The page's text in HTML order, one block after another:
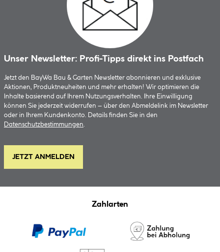
Unser Newsletter: Profi-Tipps direkt ins Postfach
Jetzt den BayWa Bau & Garten Newsletter abonnieren und exklusive
Aktionen, Produktneuheiten und mehr erhalten! Wir optimieren die
Inhalte basierend auf Ihrem Nutzungsverhalten. Ihre Einwilligung
können Sie jederzeit widerrufen – über den Abmeldelink im Newsletter
oder in Ihrem Kundenkonto. Details finden Sie in den
Datenschutzbestimmungen.
JETZT ANMELDEN
Zahlarten